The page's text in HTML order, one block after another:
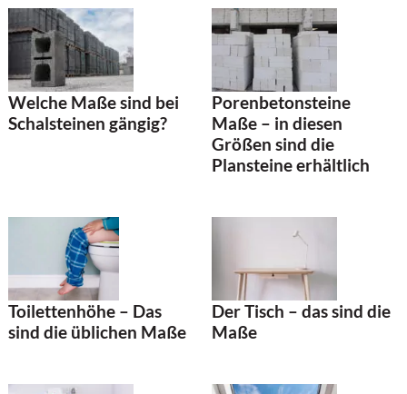
Welche Maße sind bei
Schalsteinen gängig?
Porenbetonsteine
Maße – in diesen
Größen sind die
Plansteine erhältlich
Toilettenhöhe – Das
sind die üblichen Maße
Der Tisch – das sind die
Maße